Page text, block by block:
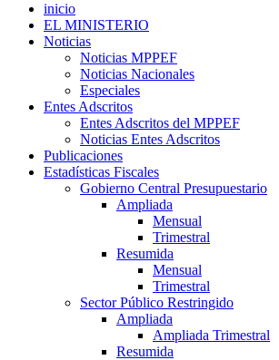
inicio
EL MINISTERIO
Noticias
Noticias MPPEF
Noticias Nacionales
Especiales
Entes Adscritos
Entes Adscritos del MPPEF
Noticias Entes Adscritos
Publicaciones
Estadísticas Fiscales
Gobierno Central Presupuestario
Ampliada
Mensual
Trimestral
Resumida
Mensual
Trimestral
Sector Público Restringido
Ampliada
Ampliada Trimestral
Resumida